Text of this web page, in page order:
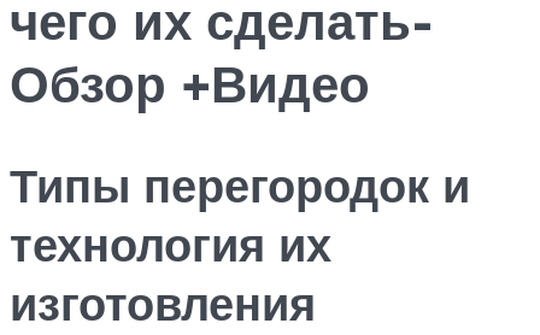
чего их сделать-
Обзор +Видео
Типы перегородок и
технология их
изготовления